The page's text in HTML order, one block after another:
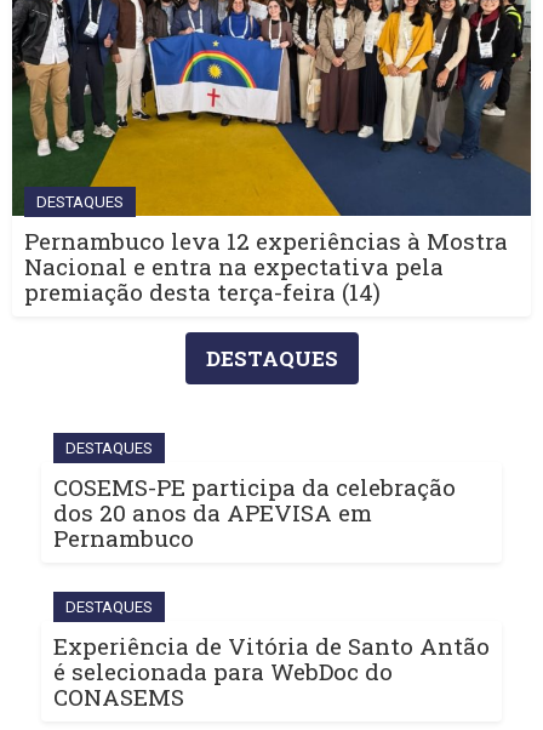
DESTAQUES
Pernambuco leva 12 experiências à Mostra
Nacional e entra na expectativa pela
premiação desta terça-feira (14)
DESTAQUES
DESTAQUES
COSEMS-PE participa da celebração
dos 20 anos da APEVISA em
Pernambuco
DESTAQUES
Experiência de Vitória de Santo Antão
é selecionada para WebDoc do
CONASEMS